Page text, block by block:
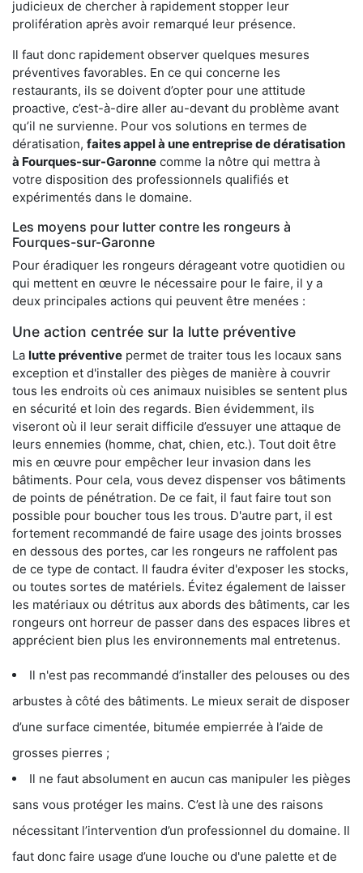
judicieux de chercher à rapidement stopper leur
prolifération après avoir remarqué leur présence.
Il faut donc rapidement observer quelques mesures
préventives favorables. En ce qui concerne les
restaurants, ils se doivent d’opter pour une attitude
proactive, c’est-à-dire aller au-devant du problème avant
qu’il ne survienne. Pour vos solutions en termes de
dératisation, faites appel à une entreprise de dératisation
à Fourques-sur-Garonne comme la nôtre qui mettra à
votre disposition des professionnels qualifiés et
expérimentés dans le domaine.
Les moyens pour lutter contre les rongeurs à
Fourques-sur-Garonne
Pour éradiquer les rongeurs dérageant votre quotidien ou
qui mettent en œuvre le nécessaire pour le faire, il y a
deux principales actions qui peuvent être menées :
Une action centrée sur la lutte préventive
La lutte préventive permet de traiter tous les locaux sans
exception et d'installer des pièges de manière à couvrir
tous les endroits où ces animaux nuisibles se sentent plus
en sécurité et loin des regards. Bien évidemment, ils
viseront où il leur serait difficile d’essuyer une attaque de
leurs ennemies (homme, chat, chien, etc.). Tout doit être
mis en œuvre pour empêcher leur invasion dans les
bâtiments. Pour cela, vous devez dispenser vos bâtiments
de points de pénétration. De ce fait, il faut faire tout son
possible pour boucher tous les trous. D'autre part, il est
fortement recommandé de faire usage des joints brosses
en dessous des portes, car les rongeurs ne raffolent pas
de ce type de contact. Il faudra éviter d'exposer les stocks,
ou toutes sortes de matériels. Évitez également de laisser
les matériaux ou détritus aux abords des bâtiments, car les
rongeurs ont horreur de passer dans des espaces libres et
apprécient bien plus les environnements mal entretenus.
Il n'est pas recommandé d’installer des pelouses ou des
arbustes à côté des bâtiments. Le mieux serait de disposer
d’une surface cimentée, bitumée empierrée à l’aide de
grosses pierres ;
Il ne faut absolument en aucun cas manipuler les pièges
sans vous protéger les mains. C’est là une des raisons
nécessitant l’intervention d’un professionnel du domaine. Il
faut donc faire usage d’une louche ou d'une palette et de